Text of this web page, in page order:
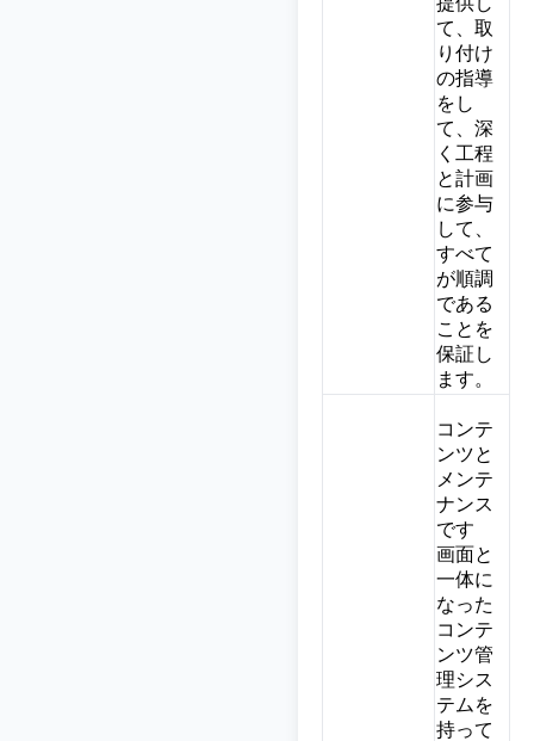
て、取
り付け
の指導
をし
て、深
く工程
と計画
に参与
して、
すべて
が順調
である
ことを
保証し
ます。
コンテ
ンツと
メンテ
ナンス
です
画面と
一体に
なった
コンテ
ンツ管
理シス
テムを
持って